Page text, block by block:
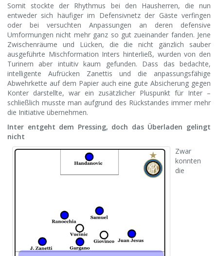
Somit stockte der Rhythmus bei den Hausherren, die nun
entweder sich häufiger im Defensivnetz der Gäste verfingen
oder bei versuchten Anpassungen an deren defensive
Umformungen nicht mehr ganz so gut zueinander fanden. Jene
Zwischenräume und Lücken, die die nicht gänzlich sauber
ausgeführte Mischformation Inters hinterließ, wurden von den
Turinern aber intuitiv kaum gefunden. Dass das bedachte,
intelligente Aufrücken Zanettis und die anpassungsfähige
Abwehrkette auf dem Papier auch eine gute Absicherung gegen
Konter darstellte, war ein zusätzlicher Pluspunkt für Inter –
schließlich musste man aufgrund des Rückstandes immer mehr
die Initiative übernehmen.
Inter entgeht dem Pressing, doch das Überladen gelingt
nicht
Zwar
konnten
die